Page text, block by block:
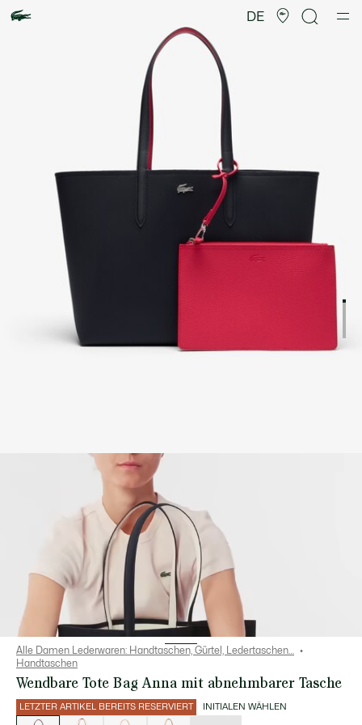
DE
Alle Damen Lederwaren: Handtaschen, Gürtel, Ledertaschen…
Handtaschen
Wendbare Tote Bag Anna mit abnehmbarer Tasche
LETZTER ARTIKEL BEREITS RESERVIERT INITIALEN WÄHLEN